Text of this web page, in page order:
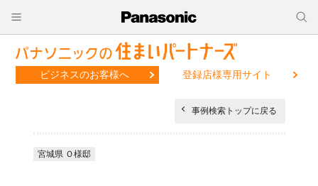
ビジネスのお客様へ 登録店様専用サイト
事例検索トップに戻る
宮城県 Ｏ様邸